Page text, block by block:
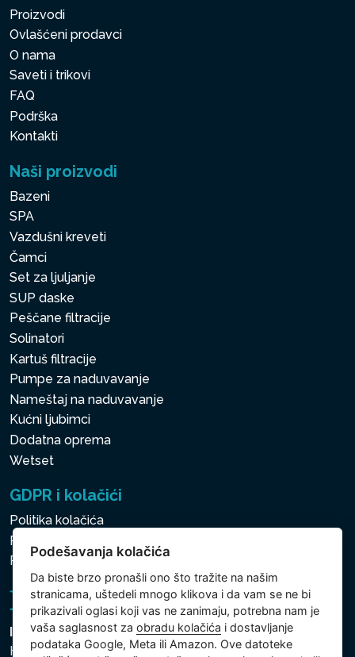
Proizvodi
Ovlašćeni prodavci
O nama
Saveti i trikovi
FAQ
Podrška
Kontakti
Naši proizvodi
Bazeni
SPA
Vazdušni kreveti
Čamci
Set za ljuljanje
SUP daske
Peščane filtracije
Solinatori
Kartuš filtracije
Pumpe za naduvavanje
Nameštaj na naduvavanje
Kućni ljubimci
Dodatna oprema
Wetset
GDPR i kolačići
Politika kolačića
Politika zaštite ličnih i drugih obrađivanih podataka
Politika kolačića
Intex Trading, s.r.o.
Hradecká 2526/3
Podešavanja kolačića
Da biste brzo pronašli ono što tražite na našim
stranicama, uštedeli mnogo klikova i da vam se ne bi
prikazivali oglasi koji vas ne zanimaju, potrebna nam je
vaša saglasnost zaobradu kolačića i dostavljanje
podataka Google, Meta ili Amazon. Ove datoteke